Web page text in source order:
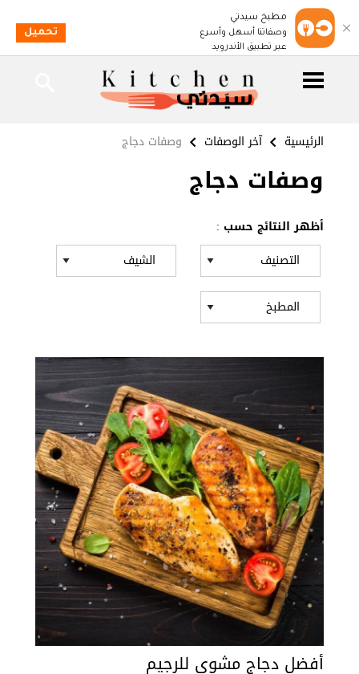
الرئيسية آخر الوصفات وصفات دجاج
وصفات دجاج
أظهر النتائج حسب :
أفضل دجاج مشوي للرجيم
مطبخ سيدتي
وصفاتنا أسهل وأسرع
عبر تطبيق الأندرويد
تحميل